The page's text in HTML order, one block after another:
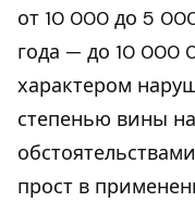
от 10 000 до 5
года — до 10 000
характером
степенью вины
прост в